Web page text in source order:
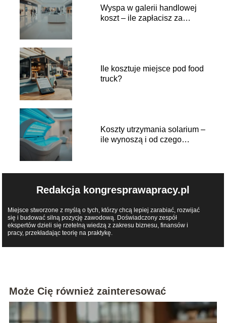
Wyspa w galerii handlowej
koszt – ile zapłacisz za
Ile kosztuje miejsce pod food
truck?
Koszty utrzymania solarium –
ile wynoszą i od czego
Redakcja kongresprawapracy.pl
Miejsce stworzone z myślą o tych, którzy chcą lepiej zarabiać, rozwijać
się i budować silną pozycję zawodową. Doświadczony zespół
ekspertów dzieli się rzetelną wiedzą z zakresu biznesu, finansów i
pracy, przekładając teorię na praktykę.
Może Cię również zainteresować